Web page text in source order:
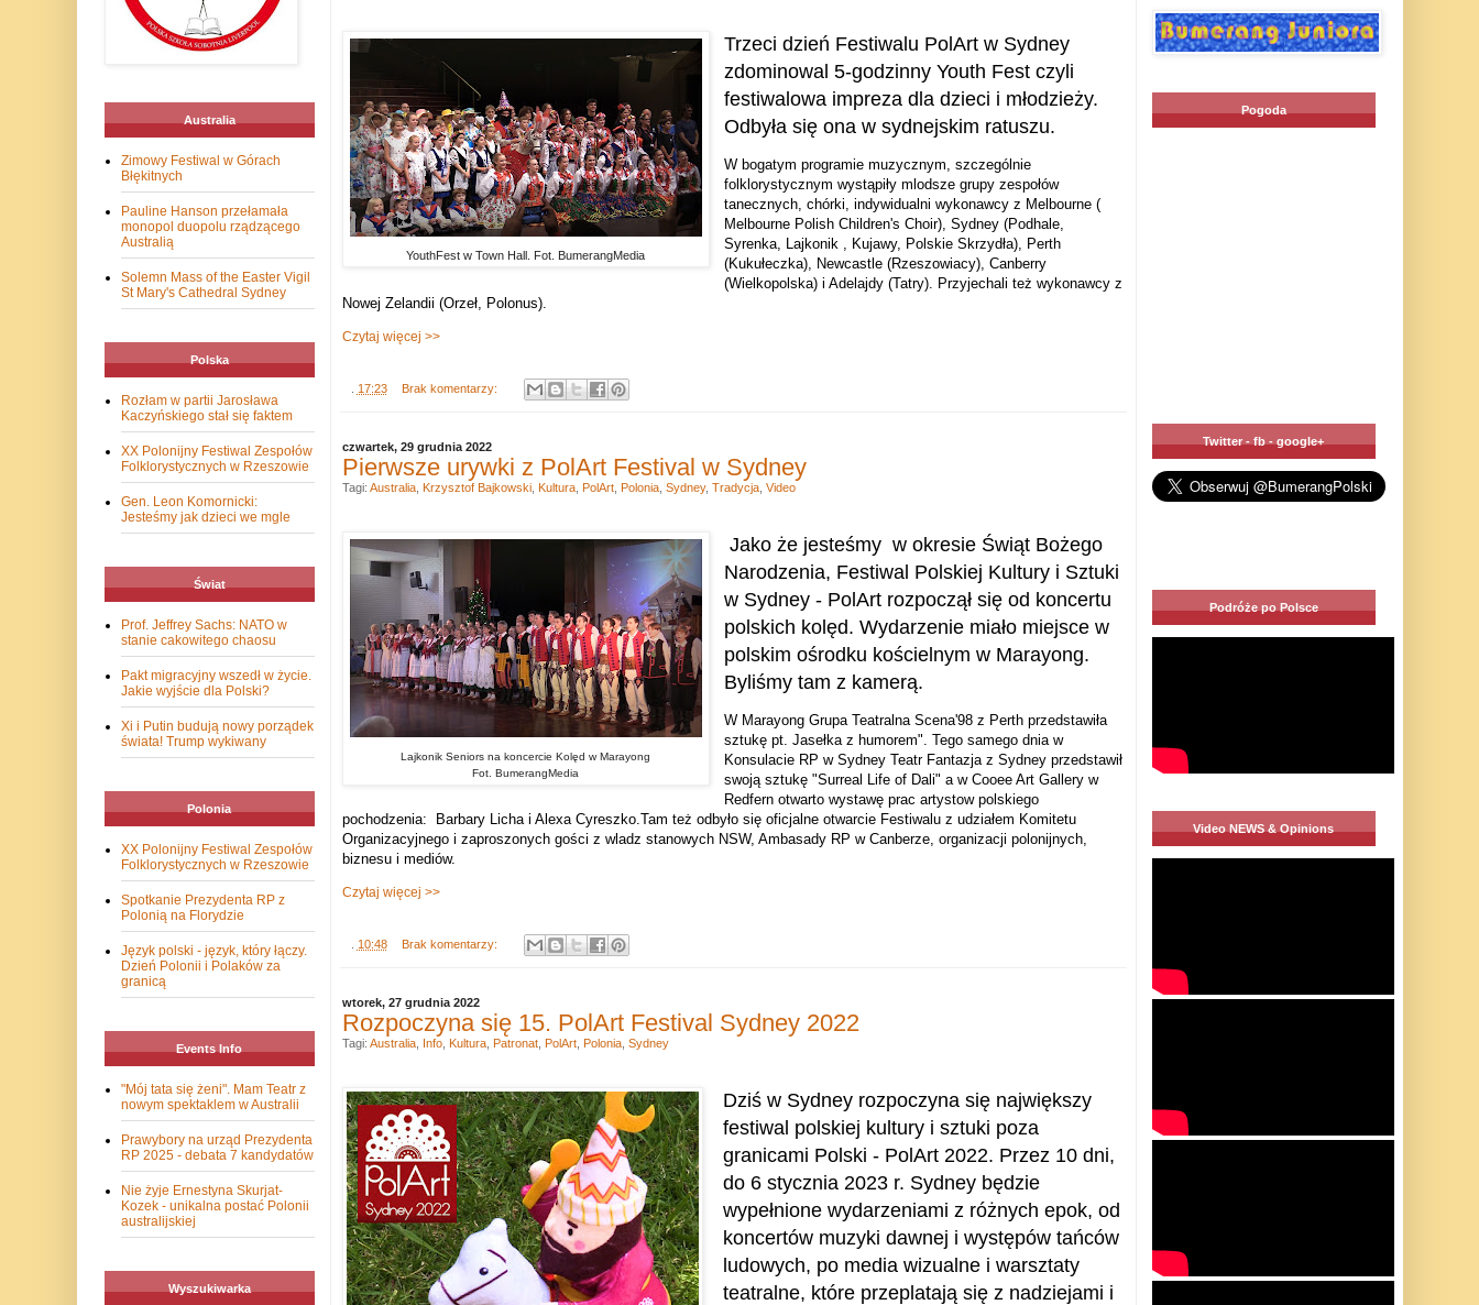
YouthFest w Town Hall. Fot. BumerangMedia
Trzeci dzień Festiwalu PolArt w Sydney
zdominowal 5-godzinny Youth Fest czyli
festiwalowa impreza dla dzieci i młodzieży.
Odbyła się ona w sydnejskim ratuszu.
W bogatym programie muzycznym, szczególnie
folklorystycznym wystąpiły mlodsze grupy zespołów
tanecznych, chórki, indywidualni wykonawcy z Melbourne (
Melbourne Polish Children's Choir), Sydney (Podhale,
Syrenka, Lajkonik , Kujawy, Polskie Skrzydła), Perth
(Kukułeczka), Newcastle (Rzeszowiacy), Canberry
(Wielkopolska) i Adelajdy (Tatry). Przyjechali też wykonawcy z
Nowej Zelandii (Orzeł, Polonus).
Czytaj więcej >>
17:23 Brak komentarzy:
czwartek, 29 grudnia 2022
Pierwsze urywki z PolArt Festival w Sydney
Lajkonik Seniors na koncercie Kolęd w Marayong
Fot. BumerangMedia
Jako że jesteśmy w okresie Świąt Bożego
Narodzenia, Festiwal Polskiej Kultury i Sztuki
w Sydney - PolArt rozpoczął się od koncertu
polskich kolęd. Wydarzenie miało miejsce w
polskim ośrodku kościelnym w Marayong.
Byliśmy tam z kamerą.
W Marayong Grupa Teatralna Scena'98 z Perth przedstawiła
sztukę pt. Jasełka z humorem". Tego samego dnia w
Konsulacie RP w Sydney Teatr Fantazja z Sydney przedstawił
swoją sztukę "Surreal Life of Dali" a w Cooee Art Gallery w
Redfern otwarto wystawę prac artystow polskiego
pochodzenia: Barbary Licha i Alexa Cyreszko.Tam też odbyło się oficjalne otwarcie Festiwalu z udziałem Komitetu
Organizacyjnego i zaproszonych gości z wladz stanowych NSW, Ambasady RP w Canberze, organizacji polonijnych,
biznesu i mediów.
Czytaj więcej >>
10:48 Brak komentarzy:
Tagi: Australia, Krzysztof Bajkowski, Kultura, PolArt, Polonia, Sydney, Tradycja, Video
wtorek, 27 grudnia 2022
Rozpoczyna się 15. PolArt Festival Sydney 2022
Dziś w Sydney rozpoczyna się największy
festiwal polskiej kultury i sztuki poza
granicami Polski - PolArt 2022. Przez 10 dni,
do 6 stycznia 2023 r. Sydney będzie
wypełnione wydarzeniami z różnych epok, od
koncertów muzyki dawnej i występów tańców
ludowych, po media wizualne i warsztaty
teatralne, które przeplatają się z nadziejami i
Tagi: Australia, Info, Kultura, Patronat, PolArt, Polonia, Sydney
Australia
Zimowy Festiwal w Górach
Błękitnych
Pauline Hanson przełamała
monopol duopolu rządzącego
Australią
Solemn Mass of the Easter Vigil
St Mary's Cathedral Sydney
Polska
Rozłam w partii Jarosława
Kaczyńskiego stał się faktem
XX Polonijny Festiwal Zespołów
Folklorystycznych w Rzeszowie
Gen. Leon Komornicki:
Jesteśmy jak dzieci we mgle
Świat
Prof. Jeffrey Sachs: NATO w
stanie cakowitego chaosu
Pakt migracyjny wszedł w życie.
Jakie wyjście dla Polski?
Xi i Putin budują nowy porządek
świata! Trump wykiwany
Polonia
XX Polonijny Festiwal Zespołów
Folklorystycznych w Rzeszowie
Spotkanie Prezydenta RP z
Polonią na Florydzie
Język polski - język, który łączy.
Dzień Polonii i Polaków za
granicą
Events Info
"Mój tata się żeni". Mam Teatr z
nowym spektaklem w Australii
Prawybory na urząd Prezydenta
RP 2025 - debata 7 kandydatów
Nie żyje Ernestyna Skurjat-
Kozek - unikalna postać Polonii
australijskiej
Wyszukiwarka
Pogoda
Twitter - fb - google+
Podróże po Polsce
Video NEWS & Opinions